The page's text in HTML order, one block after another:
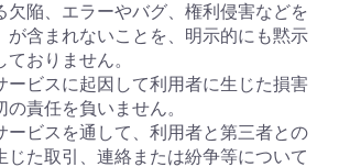
欠陥、エラーやバグ、権利侵害などを
が含まれないことを、明示的にも黙示
おりません。
ービスに起因して利用者に生じた損害
責任を負いません。
ービスを通して、利用者と第三者との
じた取引、連絡または紛争等について